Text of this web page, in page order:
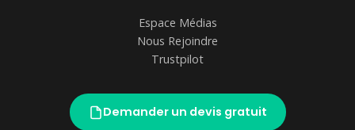
Espace Médias
Nous Rejoindre
Trustpilot
Demander un devis gratuit